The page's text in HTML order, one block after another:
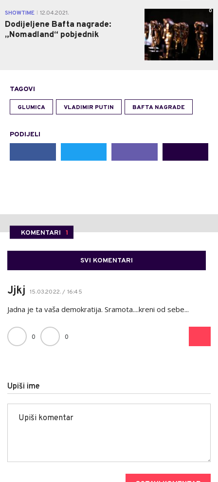
SHOWTIME 12.04.2021.
Dodijeljene Bafta nagrade:
„Nomadland“ pobjednik
0
TAGOVI
GLUMICA VLADIMIR PUTIN BAFTA NAGRADE
PODIJELI
KOMENTARI 1
SVI KOMENTARI
Jjkj 15.03.2022. / 16:45
Jadna je ta vaša demokratija. Sramota....kreni od sebe...
0 0
Upiši ime